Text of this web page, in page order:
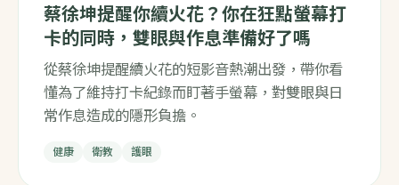
蔡徐坤提醒你續火花？你在狂點螢幕打
卡的同時，雙眼與作息準備好了嗎
從蔡徐坤提醒續火花的短影音熱潮出發，帶你看
懂為了維持打卡紀錄而盯著手螢幕，對雙眼與日
常作息造成的隱形負擔。
健康 衛教 護眼